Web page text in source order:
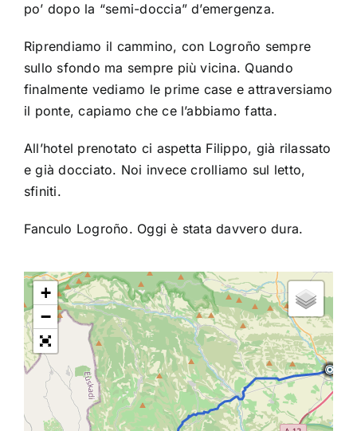
po’ dopo la “semi-doccia” d’emergenza.
Riprendiamo il cammino, con Logroño sempre
sullo sfondo ma sempre più vicina. Quando
finalmente vediamo le prime case e attraversiamo
il ponte, capiamo che ce l’abbiamo fatta.
All’hotel prenotato ci aspetta Filippo, già rilassato
e già docciato. Noi invece crolliamo sul letto,
sfiniti.
Fanculo Logroño. Oggi è stata davvero dura.
+
−